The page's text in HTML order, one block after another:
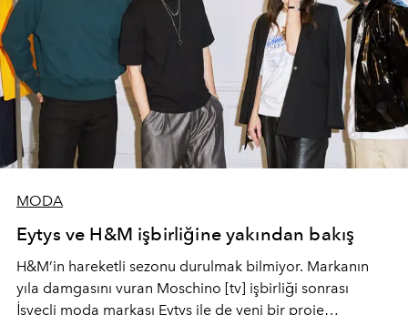
MODA
Eytys ve H&M işbirliğine yakından bakış
H&M’in hareketli sezonu durulmak bilmiyor. Markanın
yıla damgasını vuran Moschino [tv] işbirliği sonrası
İsveçli moda markası Eytys ile de yeni bir proje